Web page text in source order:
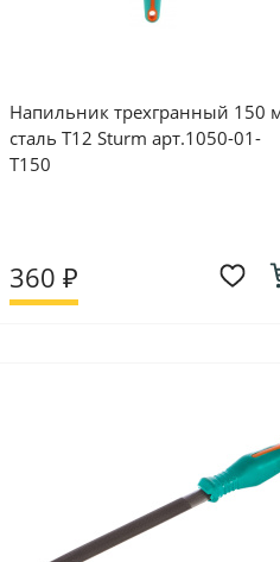
Напильник трехгранный 150
сталь Т12 Sturm арт.1050-01-
T150
360 ₽